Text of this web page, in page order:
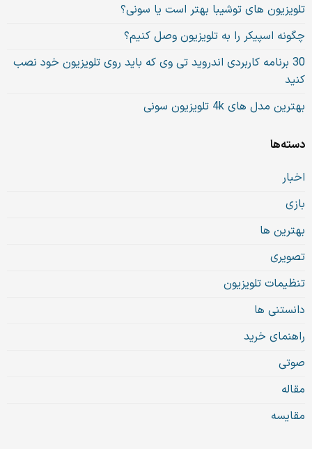
تلویزیون های توشیبا بهتر است یا سونی؟
چگونه اسپیکر را به تلویزیون وصل کنیم؟
30 برنامه کاربردی اندروید تی وی که باید روی تلویزیون خود نصب
کنید
بهترین مدل های 4k تلویزیون سونی
دسته‌ها
اخبار
بازی
بهترین ها
تصویری
تنظیمات تلویزیون
دانستنی ها
راهنمای خرید
صوتی
مقاله
مقایسه